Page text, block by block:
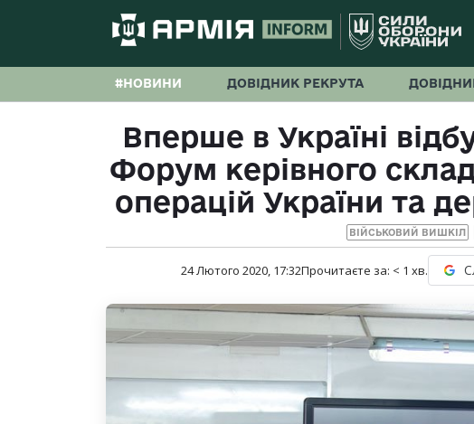
#НОВИНИ ДОВІДНИК РЕКРУТА
Вперше в Україні
Форум керівного
операцій України та
ВІЙСЬКОВИЙ ВИШКІЛ
24 Лютого 2020, 17:32Прочитаєте за: < 1 хв.